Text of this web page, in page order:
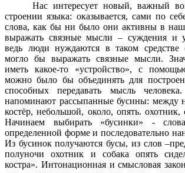
Нас интересует новый, важный
строении языка: оказывается, сами по
слова, как бы ни было они активны в
выражать связные мысли – суждения и
ведь люди нуждаются в таком средстве
могло бы выражать связные мысли.
иметь какое-то «устройство», с
можно было бы объединять для
способных передавать мысль
напоминают рассыпанные бусины: между
костёр, небольшой, около, опять. охотник,
Начинаем выбирать «бусинки» -
определенной форме и последовательно
Из бусинок получаются бусы, из слов
полуночи охотник и собака опять
костра». Интонационная и смысловая